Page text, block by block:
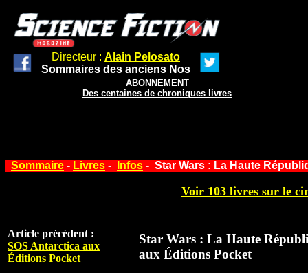
Directeur : Alain Pelosato
Sommaires des anciens Nos
ABONNEMENT
Des centaines de chroniques livres
Sommaire - Livres - Infos - Star Wars : La Haute
Voir 103 livres sur le
Article précédent :
SOS Antarctica aux
Éditions Pocket
Star Wars : La Haute
aux Éditions Pocket